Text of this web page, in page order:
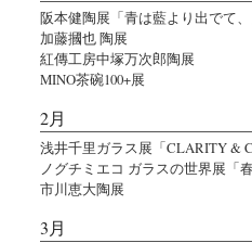
阪本健陶展「青は藍より出でて、
加藤摑也 陶展
紅傳工房中塚万次郎陶展
MINO茶碗100+展
2月
浅井千里ガラス展「CLARITY &
ノグチミエコ ガラスの世界展「
市川恵大陶展
3月